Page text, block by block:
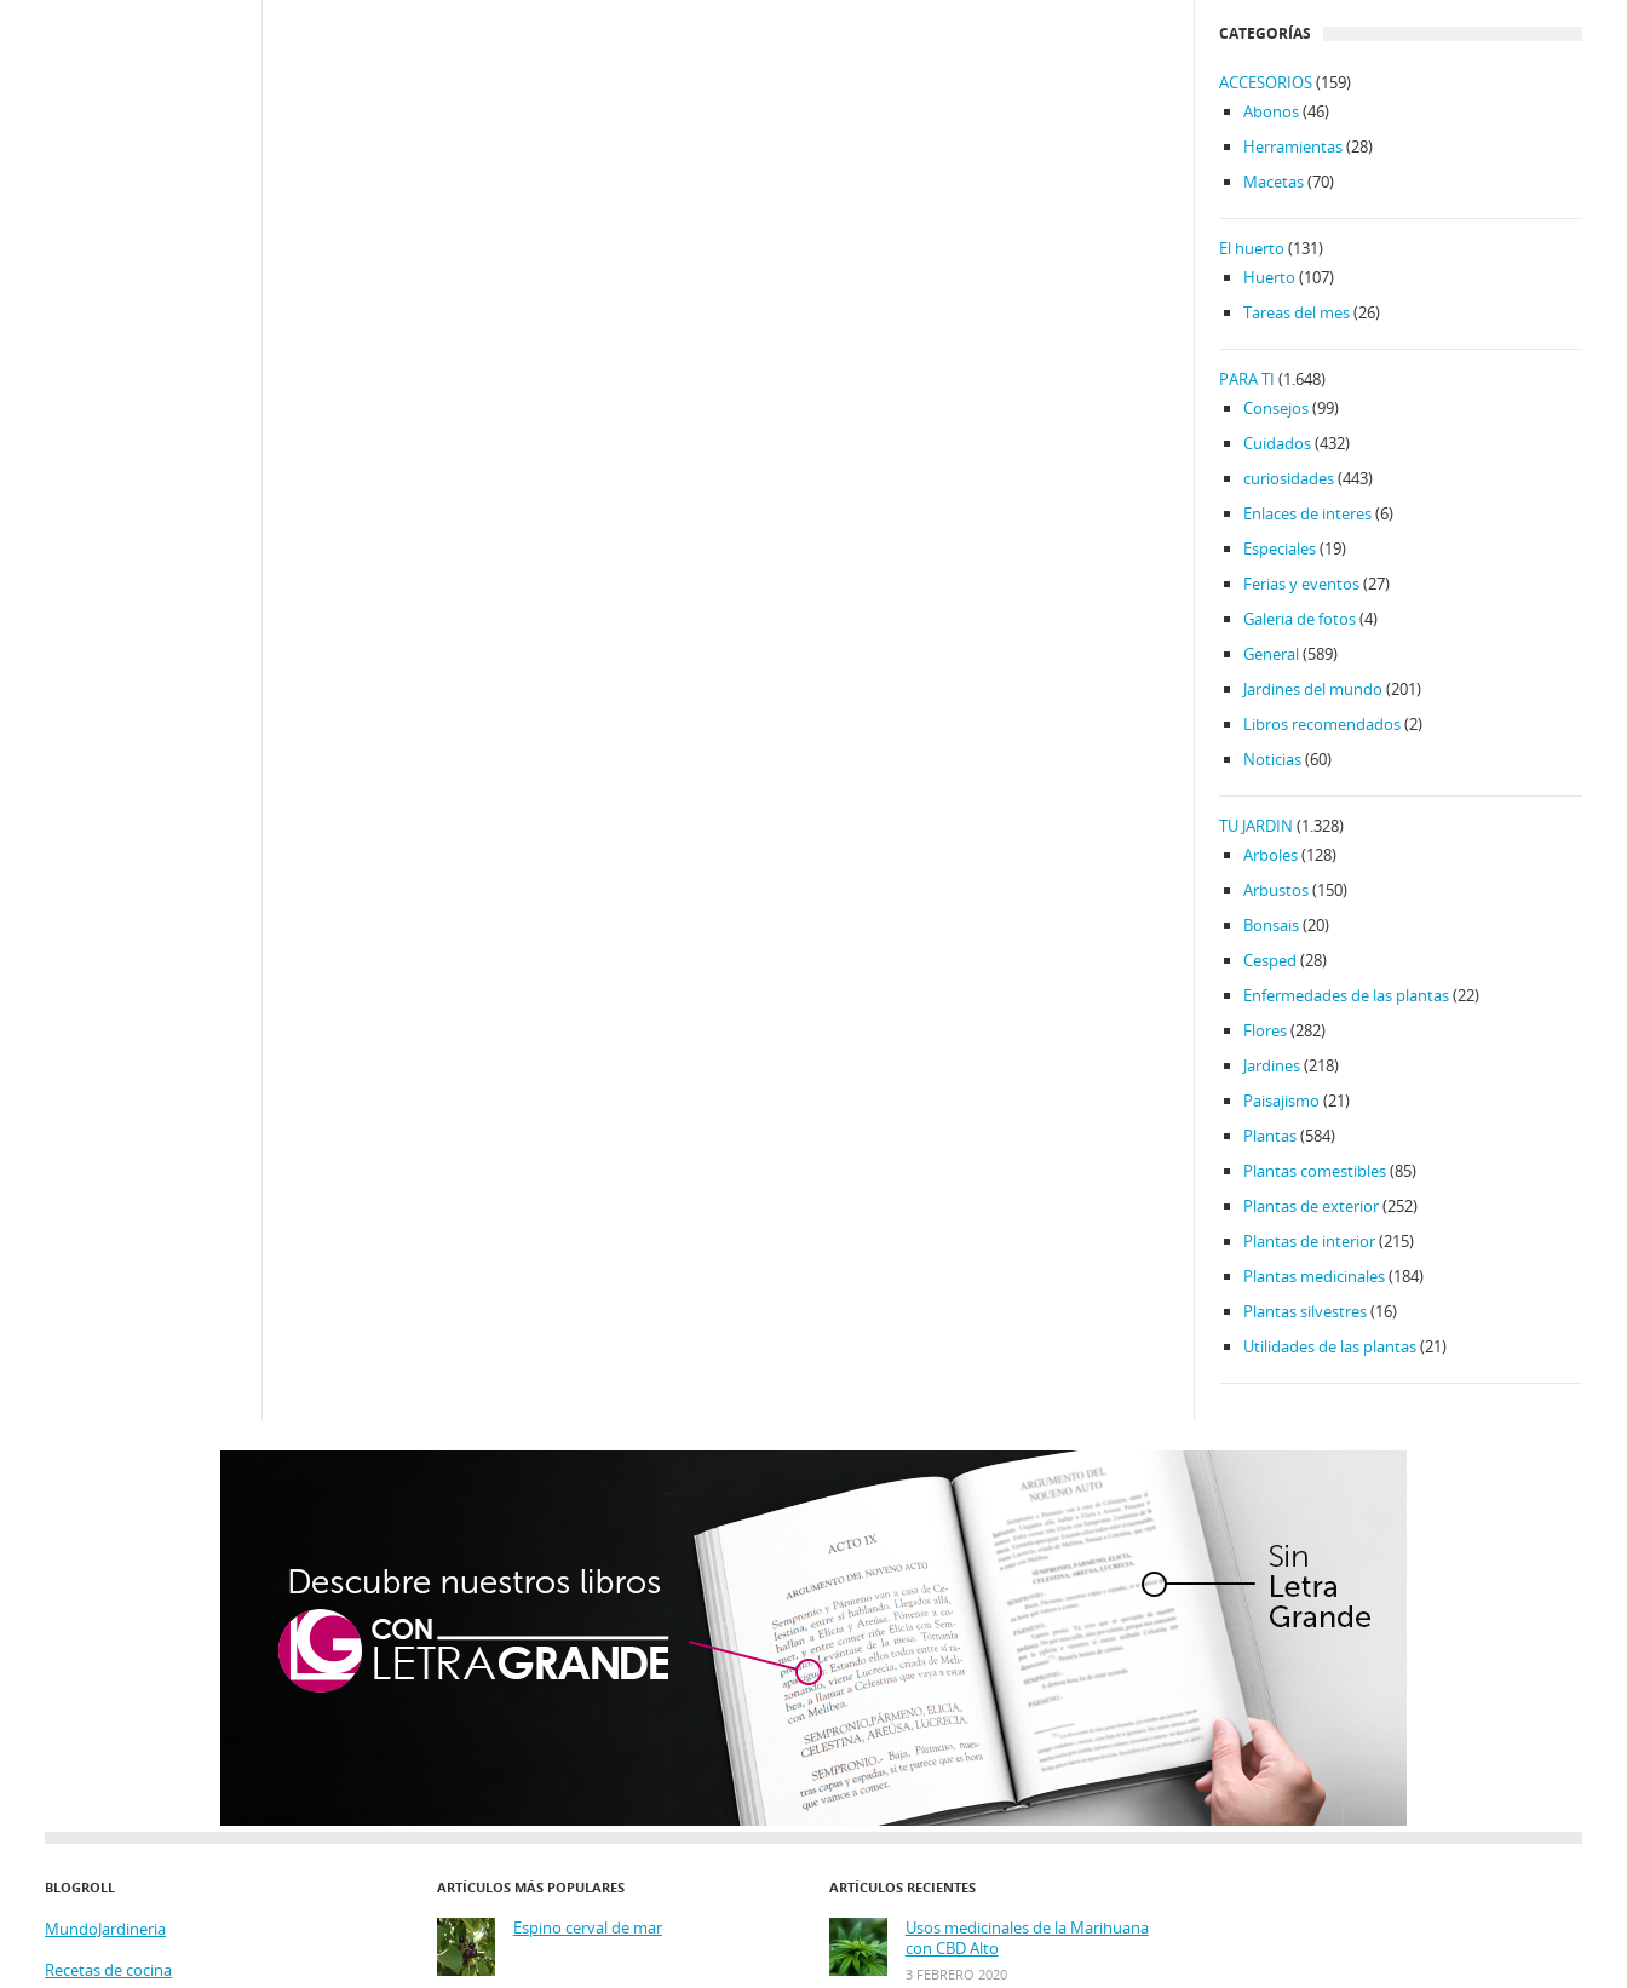
CATEGORÍAS
ACCESORIOS(159)
Abonos(46)
Herramientas(28)
Macetas(70)
El huerto (131)
Huerto (107)
Tareas del mes(26)
PARA TI (1.648)
Consejos(99)
Cuidados(432)
curiosidades(443)
Enlaces de interes(6)
Especiales(19)
Ferias y eventos(27)
Galeria de fotos(4)
General(589)
Jardines del mundo (201)
Libros recomendados(2)
Noticias(60)
TU JARDIN (1.328)
Arboles(128)
Arbustos(150)
Bonsais(20)
Cesped (28)
Enfermedades de las plantas(22)
Flores(282)
Jardines(218)
Paisajismo (21)
Plantas(584)
Plantas comestibles(85)
Plantas de exterior(252)
Plantas de interior(215)
Plantas medicinales(184)
Plantas silvestres(16)
Utilidades de las plantas(21)
BLOGROLL
MundoJardineria
Recetas de cocina
ARTÍCULOS MÁS POPULARES
Espino cerval de mar
ARTÍCULOS RECIENTES
Usos medicinales de la Marihuana
con CBD Alto
3 FEBRERO 2020